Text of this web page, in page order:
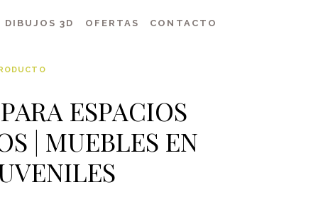
DIBUJOS 3D OFERTAS CONTACTO
ESPACIOS
| MUEBLES EN